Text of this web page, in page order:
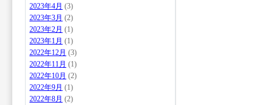
2023年4月 (3)
2023年3月 (2)
2023年2月 (1)
2023年1月 (1)
2022年12月 (3)
2022年11月 (1)
2022年10月 (2)
2022年9月 (1)
2022年8月 (2)